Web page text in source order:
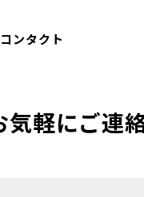
コンタクト
軽にご連